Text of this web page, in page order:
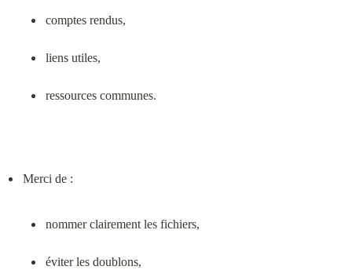
comptes rendus,
liens utiles,
ressources communes.
nommer clairement les fichiers,
éviter les doublons,